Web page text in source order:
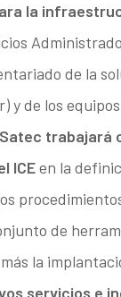
la
de la
y de los
Satec trabajará
ICEen la
de
la
servicios e